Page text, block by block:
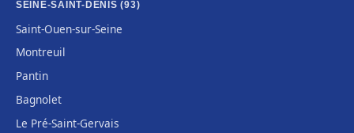
SEINE-SAINT-DENIS (93)
Saint-Ouen-sur-Seine
Montreuil
Pantin
Bagnolet
Le Pré-Saint-Gervais